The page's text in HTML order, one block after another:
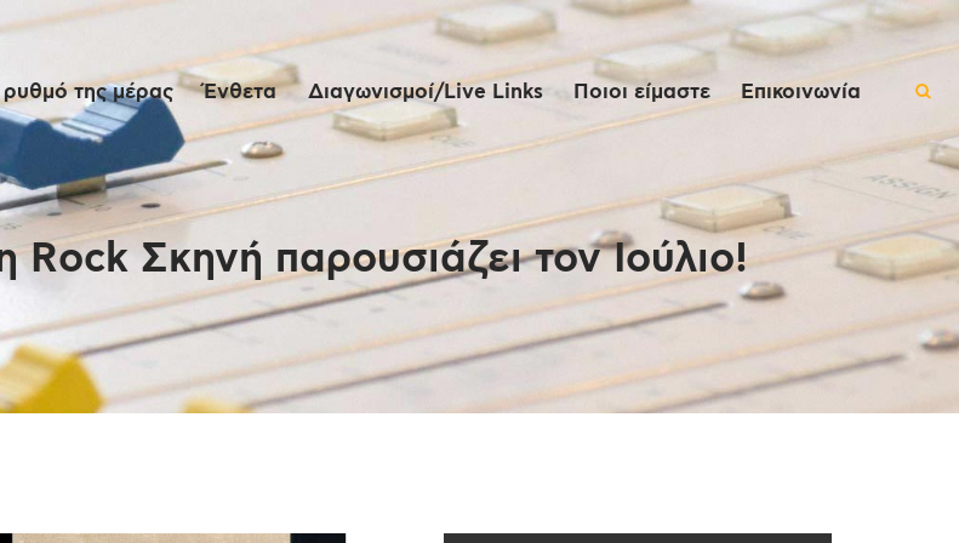
ρυθμό της μέρας Ένθετα Διαγωνισμοί/Live Links Ποιοι είμαστε Επικοινωνία
Σκηνή παρουσιάζει τον Ιούλιο!
της
Live